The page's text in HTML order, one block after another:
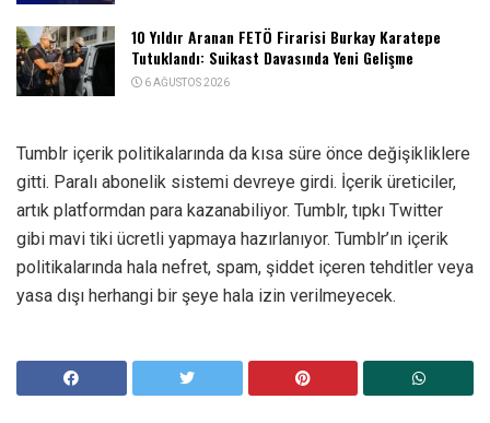
10 Yıldır Aranan FETÖ Firarisi Burkay Karatepe
Tutuklandı: Suikast Davasında Yeni Gelişme
6 AĞUSTOS 2026
Tumblr içerik politikalarında da kısa süre önce değişikliklere
gitti. Paralı abonelik sistemi devreye girdi. İçerik üreticiler,
artık platformdan para kazanabiliyor. Tumblr, tıpkı Twitter
gibi mavi tiki ücretli yapmaya hazırlanıyor. Tumblr’ın içerik
politikalarında hala nefret, spam, şiddet içeren tehditler veya
yasa dışı herhangi bir şeye hala izin verilmeyecek.